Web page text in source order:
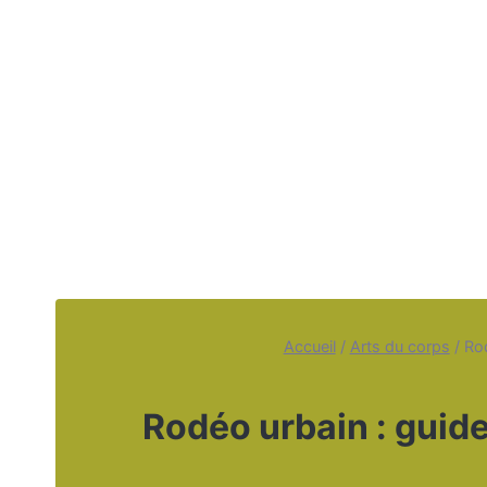
Accueil / Arts du corps /
Rodéo urbain :